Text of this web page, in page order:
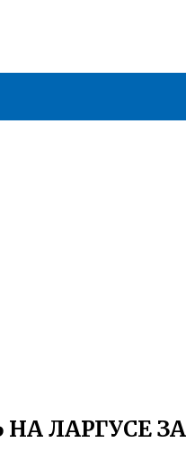
ЛАРГУСЕ